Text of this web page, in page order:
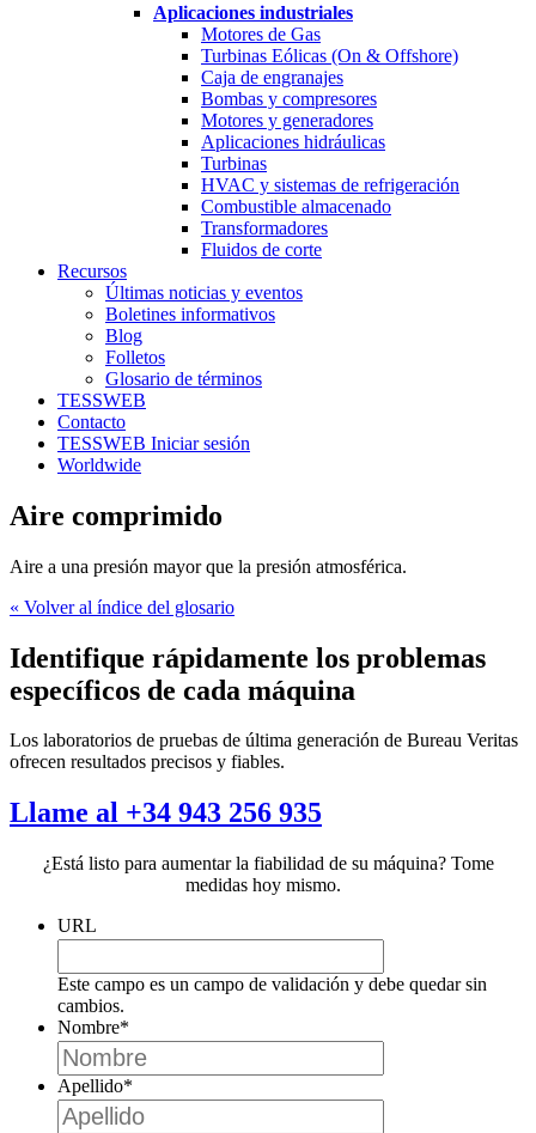
Aplicaciones industriales
Motores de Gas
Turbinas Eólicas (On & Offshore)
Caja de engranajes
Bombas y compresores
Motores y generadores
Aplicaciones hidráulicas
Turbinas
HVAC y sistemas de refrigeración
Combustible almacenado
Transformadores
Fluidos de corte
Recursos
Últimas noticias y eventos
Boletines informativos
Blog
Folletos
Glosario de términos
TESSWEB
Contacto
TESSWEB Iniciar sesión
Worldwide
Aire comprimido
Aire a una presión mayor que la presión atmosférica.
« Volver al índice del glosario
Identifique rápidamente los problemas
específicos de cada máquina
Los laboratorios de pruebas de última generación de Bureau Veritas
ofrecen resultados precisos y fiables.
Llame al +34 943 256 935
¿Está listo para aumentar la fiabilidad de su máquina? Tome
medidas hoy mismo.
URL
Este campo es un campo de validación y debe quedar sin
cambios.
Nombre*
Apellido*